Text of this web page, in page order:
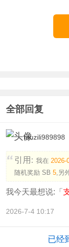
全部回复
muzili989898
引用: 我在 2026-
随机奖励 SB 5,另
我今天最想说:「
2026-7-4 10:17
已经